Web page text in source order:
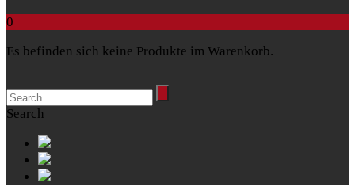
0
Es befinden sich keine Produkte im Warenkorb.
Search